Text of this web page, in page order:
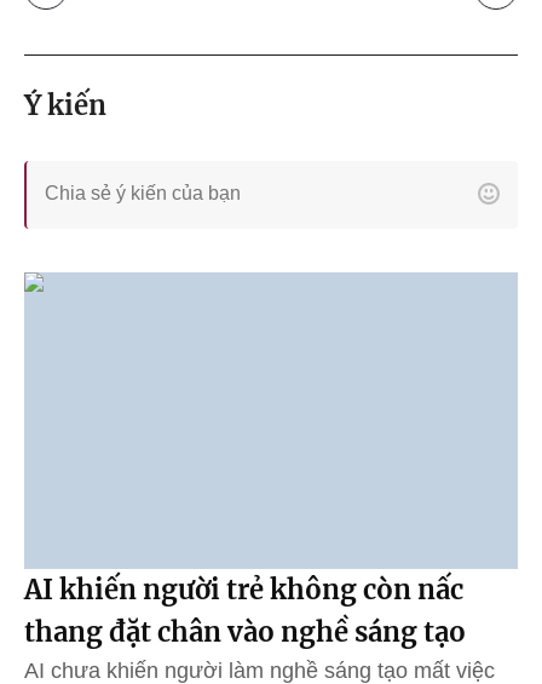
Ý kiến
AI khiến người trẻ không còn nấc
thang đặt chân vào nghề sáng tạo
AI chưa khiến người làm nghề sáng tạo mất việc